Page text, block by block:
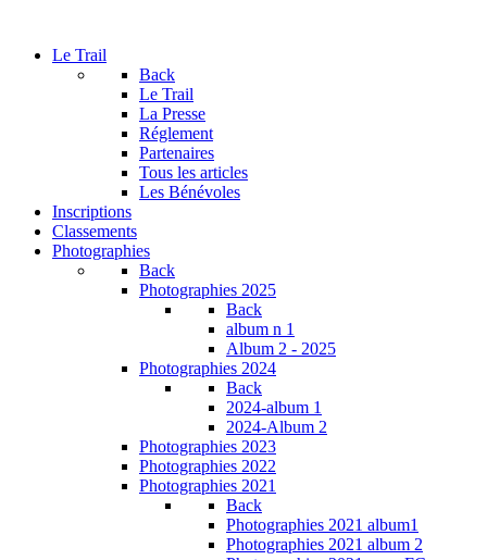
Le Trail
Back
Le Trail
La Presse
Réglement
Partenaires
Tous les articles
Les Bénévoles
Inscriptions
Classements
Photographies
Back
Photographies 2025
Back
album n 1
Album 2 - 2025
Photographies 2024
Back
2024-album 1
2024-Album 2
Photographies 2023
Photographies 2022
Photographies 2021
Back
Photographies 2021 album1
Photographies 2021 album 2